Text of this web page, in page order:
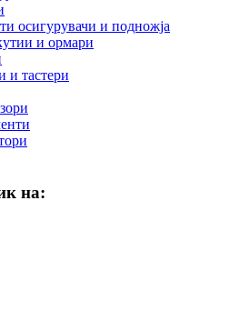
осигурувачи и подножја
и ормари
и тастери
на: